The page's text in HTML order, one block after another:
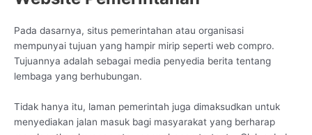
Pada dasarnya, situs pemerintahan atau organisasi
mempunyai tujuan yang hampir mirip seperti web compro.
Tujuannya adalah sebagai media penyedia berita tentang
lembaga yang berhubungan.
Tidak hanya itu, laman pemerintah juga dimaksudkan untuk
menyediakan jalan masuk bagi masyarakat yang berharap